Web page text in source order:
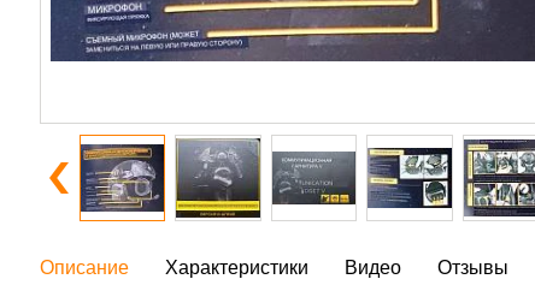
Описание Характеристики Видео Отзывы